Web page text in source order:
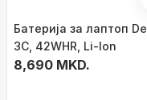
Батерија за лаптоп
3C, 42WHR, Li-Ion
8,690 MKD.